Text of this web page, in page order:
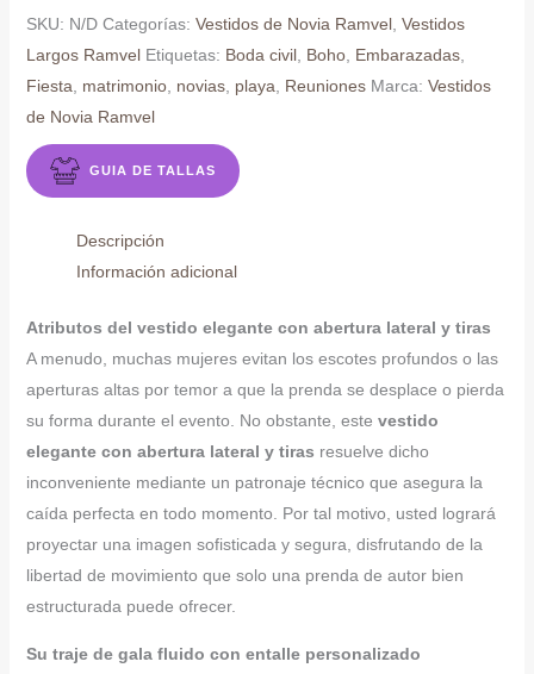
SKU: N/D Categorías: Vestidos de Novia Ramvel, Vestidos
Largos Ramvel Etiquetas: Boda civil, Boho, Embarazadas,
Fiesta
matrimonio, novias, playa Reuniones Marca: Vestidos
de Novia Ramvel
GUIA DE TALLAS
Descripción
Información adicional
Atributos del vestido elegante con abertura lateral y tiras
A menudo, muchas mujeres evitan los escotes profundos o las
aperturas altas por temor a que la prenda se desplace o pierda
su forma durante el evento. No obstante, este vestido
elegante con abertura lateral y tiras resuelve dicho
inconveniente mediante un patronaje técnico que asegura la
caída perfecta en todo momento. Por tal motivo, usted logrará
proyectar una imagen sofisticada y segura, disfrutando de la
libertad de movimiento que solo una prenda de autor bien
estructurada puede ofrecer.
Su traje de gala fluido con entalle personalizado